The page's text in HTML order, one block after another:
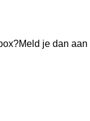
je dan aan